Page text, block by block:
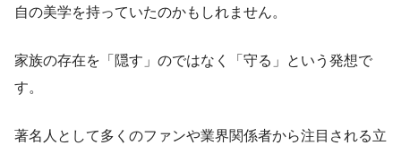
自の美学を持っていたのかもしれません。
家族の存在を「隠す」のではなく「守る」という発想で
す。
著名人として多くのファンや業界関係者から注目される立